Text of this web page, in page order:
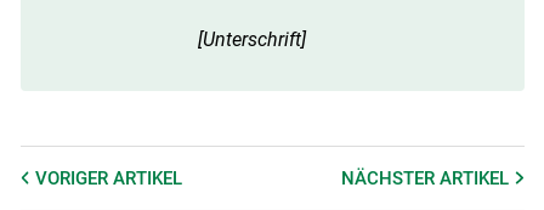
[Unterschrift]
VORIGER ARTIKEL NÄCHSTERARTIKEL